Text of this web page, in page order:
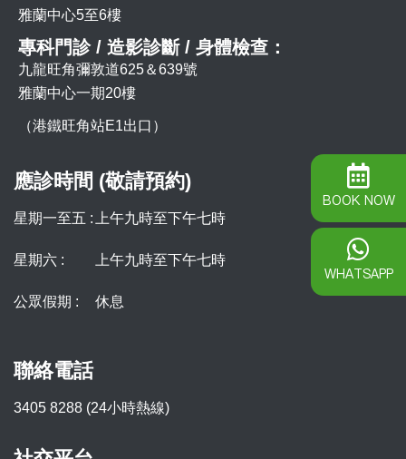
雅蘭中心5至6樓
專科門診 / 造影診斷 / 身體檢查：
九龍旺角彌敦道625＆639號
雅蘭中心一期20樓
（港鐵旺角站E1出口）
應診時間 (敬請預約)
星期一至五 : 上午九時至下午七時
星期六 : 上午九時至下午七時
公眾假期 : 休息
聯絡電話
3405 8288 (24小時熱線)
BOOK NOW
WHATSAPP